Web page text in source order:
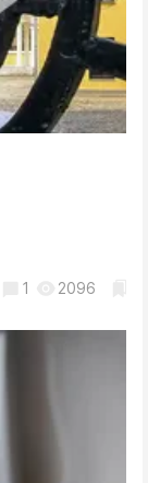
1 2096